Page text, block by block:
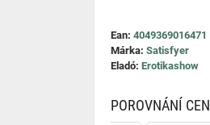
Ean: 4049369016471
Márka: Satisfyer
Eladó: Erotikashow
POROVNÁNÍ CEN